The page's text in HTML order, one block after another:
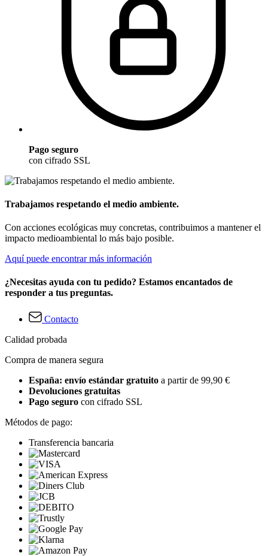
Pago seguro
con cifrado SSL
Trabajamos respetando el medio ambiente.
Con acciones ecológicas muy concretas, contribuimos a mantener el
impacto medioambiental lo más bajo posible.
Aquí puede encontrar más información
¿Necesitas ayuda con tu pedido? Estamos encantados de
responder a tus preguntas.
Contacto
Calidad probada
Compra de manera segura
España: envío estándar gratuito a partir de 99,90 €
Devoluciones gratuitas
Pago seguro con cifrado SSL
Métodos de pago:
Transferencia bancaria